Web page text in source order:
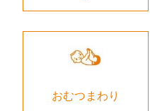
おむつまわり